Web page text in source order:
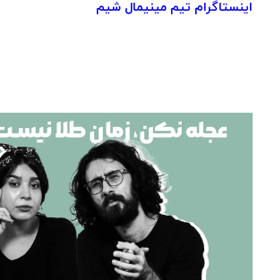
اینستاگرام تیم مینیمال‌ شیم